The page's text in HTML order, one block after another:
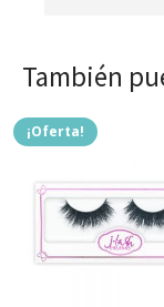
También
¡Oferta!